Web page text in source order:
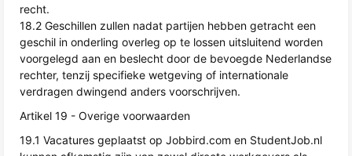
recht.
18.2 Geschillen zullen nadat partijen hebben getracht een
geschil in onderling overleg op te lossen uitsluitend worden
voorgelegd aan en beslecht door de bevoegde Nederlandse
rechter, tenzij specifieke wetgeving of internationale
verdragen dwingend anders voorschrijven.
Artikel 19 - Overige voorwaarden
19.1 Vacatures geplaatst op Jobbird.com en StudentJob.nl